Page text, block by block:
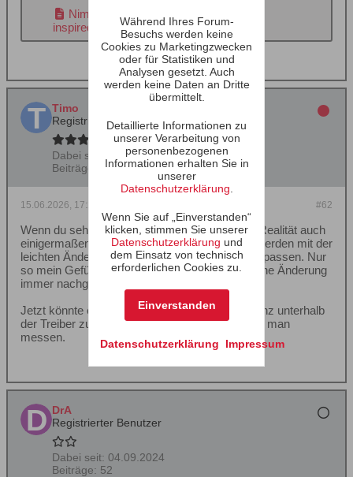
Nimrod-TI100_MT-filter-Classic200-
inspired.BPJ
(154,4 KB, 18x aufgerufen)
Timo
Registrierter Benutzer
Dabei seit:
22.06.2004
Beiträge:
10987
#62
15.06.2026, 17:28
Wenn du sehr nah am Original bleibst wird die Realität auch
einigermaßen passen. Sprich die Messungen werden mit der
leichten Änderung an der nimrod sicher besser passen. Nur
so mein Gefühl. Aber richtig ist auch dass so eine Änderung
immer nachgemessen werden sollte.
Jetzt könnte es noch passieren dass die Toleranz unterhalb
der Treiber zueinander nicht passen. Das muss man
messen.
DrA
Registrierter Benutzer
Dabei seit: 04.09.2024
Beiträge: 52
Während Ihres Forum-
Besuchs werden keine
Cookies zu Marketingzwecken
oder für Statistiken und
Analysen gesetzt. Auch
werden keine Daten an Dritte
übermittelt.
Detaillierte Informationen zu
unserer Verarbeitung von
personenbezogenen
Informationen erhalten Sie in
unserer
Datenschutzerklärung
Wenn Sie auf „Einverstanden“
klicken, stimmen Sie unserer
Datenschutzerklärung und
dem Einsatz von technisch
erforderlichen Cookies zu.
Datenschutzerklärung Impressum
Einverstanden